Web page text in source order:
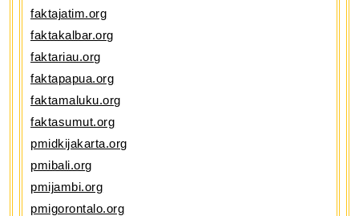
faktajatim.org
faktakalbar.org
faktariau.org
faktapapua.org
faktamaluku.org
faktasumut.org
pmidkijakarta.org
pmibali.org
pmijambi.org
pmigorontalo.org